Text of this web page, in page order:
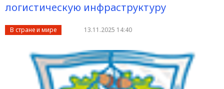
логистическую инфраструктуру
В стране и мире 13.11.2025 14:40